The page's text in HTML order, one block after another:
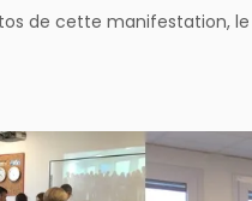
de cette manifestation,